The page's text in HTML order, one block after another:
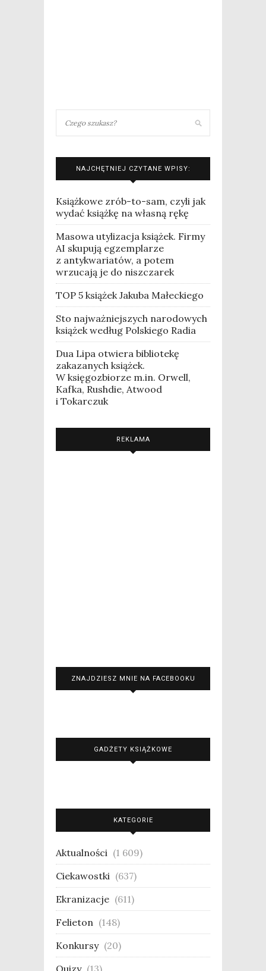
NAJCHĘTNIEJ CZYTANE WPISY:
Książkowe zrób-to-sam, czyli jak
wydać książkę na własną rękę
Masowa utylizacja książek. Firmy
AI skupują egzemplarze
z antykwariatów, a potem
wrzucają je do niszczarek
TOP 5 książek Jakuba Małeckiego
Sto najważniejszych narodowych
książek według Polskiego Radia
Dua Lipa otwiera bibliotekę
zakazanych książek.
W księgozbiorze m.in. Orwell,
Kafka, Rushdie, Atwood
i Tokarczuk
REKLAMA
ZNAJDZIESZ MNIE NA FACEBOOKU
GADŻETY KSIĄŻKOWE
KATEGORIE
Aktualności (1 609)
Ciekawostki (637)
Ekranizacje (611)
Felieton (148)
Konkursy (20)
Quizy (13)